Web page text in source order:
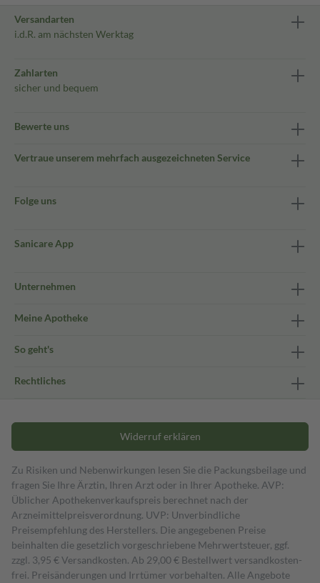
Versandarten
i.d.R. am nächsten Werktag
Zahlarten
sicher und bequem
Bewerte uns
Vertraue unserem mehrfach ausgezeichneten Service
Folge uns
Sanicare App
Unternehmen
Meine Apotheke
So geht's
Rechtliches
Widerruf erklären
Zu Risiken und Nebenwirkungen lesen Sie die Packungsbeilage und
fragen Sie Ihre Ärztin, Ihren Arzt oder in Ihrer Apotheke. AVP:
Üblicher Apothekenverkaufspreis berechnet nach der
Arzneimittelpreisverordnung. UVP: Unverbindliche
Preisempfehlung des Herstellers. Die angegebenen Preise
beinhalten die gesetzlich vorgeschriebene Mehrwertsteuer, ggf.
zzgl. 3,95 € Versandkosten. Ab 29,00 € Bestell­wert versand­kosten­
frei. Preisänderungen und Irrtümer vorbehalten. Alle Angebote